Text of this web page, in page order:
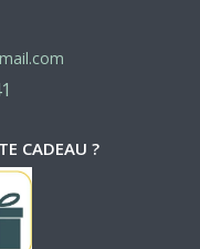
CADEAU ?